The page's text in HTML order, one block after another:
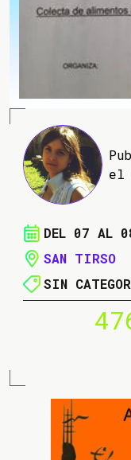
el
DEL 07 AL
SAN TIRSO
SIN